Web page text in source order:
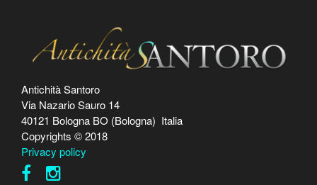
Antichità Santoro
Via Nazario Sauro 14
40121 Bologna BO (Bologna) Italia
Copyrights © 2018
Privacy policy